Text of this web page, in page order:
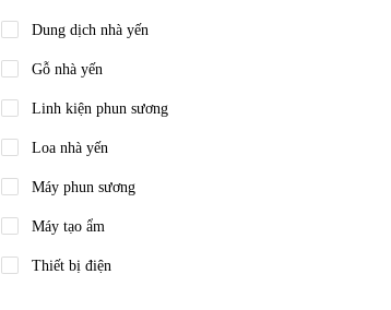
Dung dịch nhà yến
Gỗ nhà yến
Linh kiện phun sương
Loa nhà yến
Máy phun sương
Máy tạo ẩm
Thiết bị điện